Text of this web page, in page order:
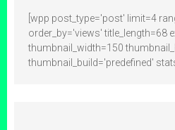
[wpp post_type='post' limit=4
order_by='views' title_length=68
thumbnail_width=150
thumbnail_build='predefined'